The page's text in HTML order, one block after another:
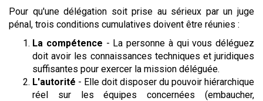
Pour qu'une délégation soit prise au sérieux par un juge
pénal, trois conditions cumulatives doivent être réunies :
La compétence - La personne à qui vous déléguez
doit avoir les connaissances techniques et juridiques
suffisantes pour exercer la mission déléguée.
L'autorité - Elle doit disposer du pouvoir hiérarchique
réel sur les équipes concernées (embaucher,